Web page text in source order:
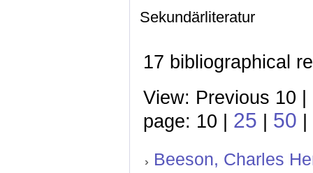
Sekundärliteratur
17 bibliographical
View: Previous 10 |
page: 10 | 25 | 50 |
Beeson, Charles